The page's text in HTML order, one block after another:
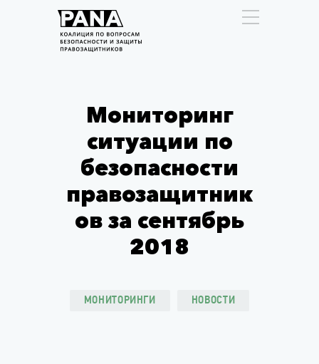
Мониторинг
ситуации по
безопасности
правозащитник
ов за сентябрь
2018
МОНИТОРИНГИ НОВОСТИ